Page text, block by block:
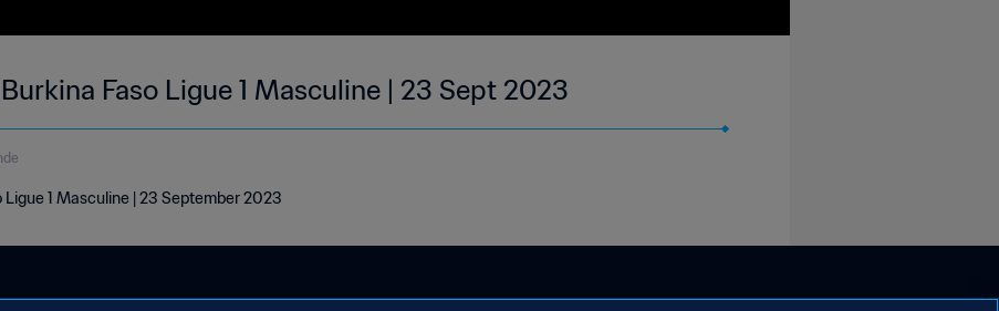
Burkina Faso Ligue 1 Masculine | 23 Sept 2023
Ligue 1 Masculine | 23 September 2023